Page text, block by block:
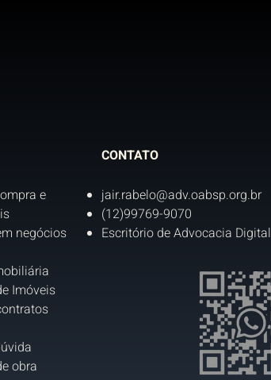
e
negócios
Imóveis
obra
CONTATO
jair.rabelo@adv.oabsp.org.br
(12)99769-9070
Escritório de Advocacia Digital